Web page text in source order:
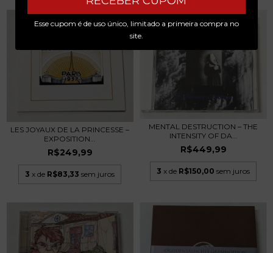
Esse cupom é de uso único, limitado a primeira compra no
site.
LES JOYAUX DE LA PRINCESSE –
EXPOSITION...
R$249,99
3 x de R$83,33 sem juros
MENTAL DESTRUCTION – THE
INTENSITY OF DA...
R$449,99
3 x de R$150,00 sem juros